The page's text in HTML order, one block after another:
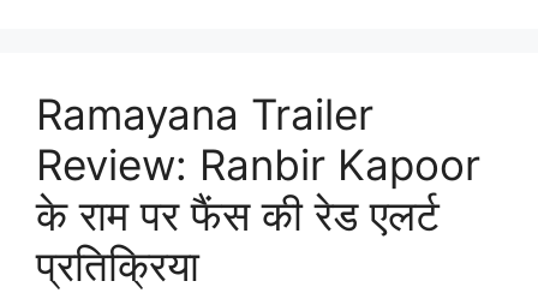
Ramayana Trailer
Review: Ranbir Kapoor
के राम पर फैंस की रेड एलर्ट
प्रतिक्रिया